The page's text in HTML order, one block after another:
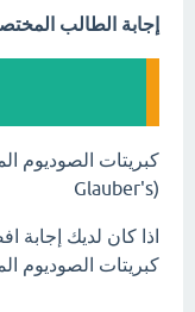
إجابة الطالب
كبريتات الصوديوم
(Glauber's
اذا كان لديك إجابة
كبريتات الصوديوم